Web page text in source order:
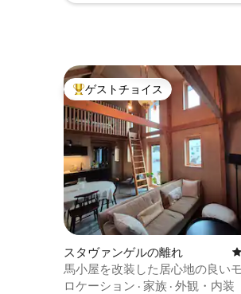
大好評のゲストチョイスです。
ゲストチョイス
スタヴァンゲルの離れ
馬小屋を改装した居心地の良い
ワンルームマンション
ロケーション · 家族 · 外観・内装